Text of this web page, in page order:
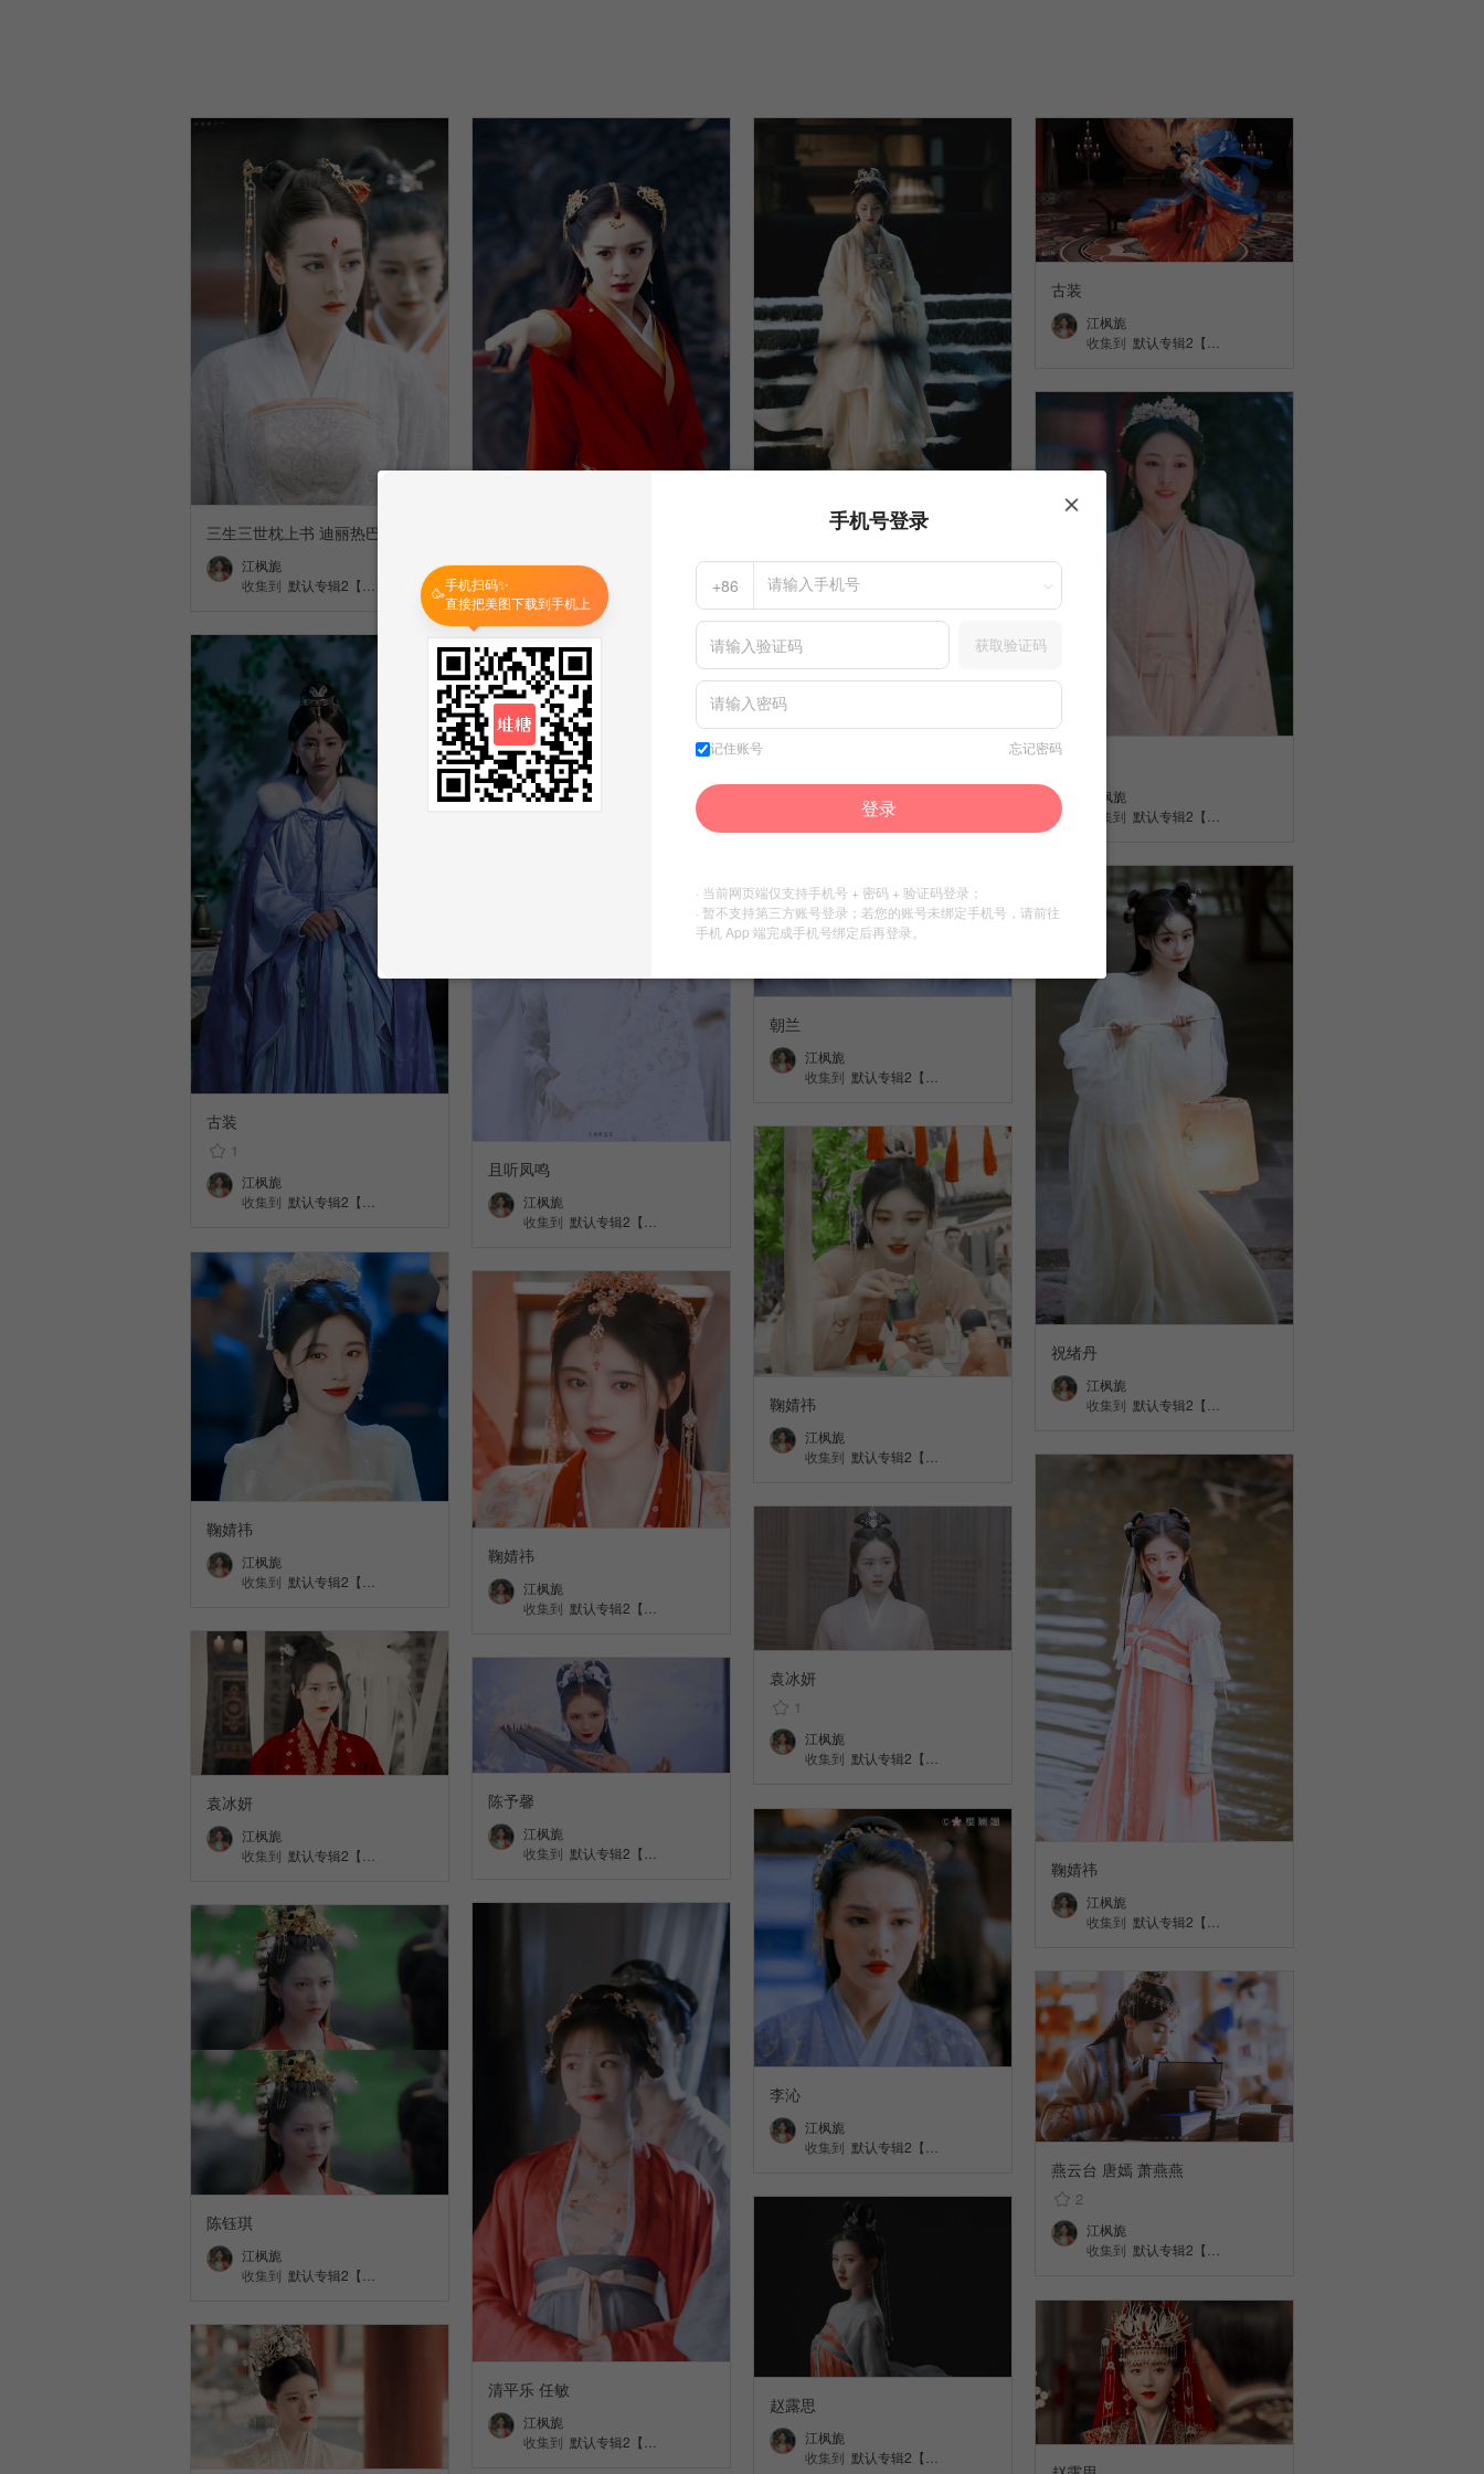
三生三世枕上书 迪丽热巴 白凤九
江枫旎
收集到 默认专辑2【…
杨幂
收集到默认专辑2【…
江枫旎
收集到默认专辑2【…
古装
江枫旎
收集到 默认专辑2【…
古装
江枫旎
收集到 默认专辑2【…
古装
1
江枫旎
收集到 默认专辑2【…
朝兰
江枫旎
收集到 默认专辑2【…
且听凤鸣
江枫旎
收集到 默认专辑2【…
祝绪丹
江枫旎
收集到 默认专辑2【…
鞠婧祎
江枫旎
收集到 默认专辑2【…
鞠婧祎
江枫旎
收集到 默认专辑2【…
鞠婧祎
江枫旎
收集到 默认专辑2【…
鞠婧祎
江枫旎
收集到 默认专辑2【…
袁冰妍
1
江枫旎
收集到 默认专辑2【…
袁冰妍
江枫旎
收集到 默认专辑2【…
陈予馨
江枫旎
收集到 默认专辑2【…
李沁
江枫旎
收集到 默认专辑2【…
清平乐 任敏
江枫旎
收集到 默认专辑2【…
陈钰琪
江枫旎
收集到 默认专辑2【…
燕云台 唐嫣 萧燕燕
2
江枫旎
收集到 默认专辑2【…
赵露思
江枫旎
收集到 默认专辑2【…
🥳手机扫码✨
直接把美图下载到手机上
手机号登录
+86
获取验证码
记住账号 忘记密码
登录
· 当前网页端仅支持手机号 + 密码 + 验证码登录；
· 暂不支持第三方账号登录；若您的账号未绑定手机号，请前往
手机 App 端完成手机号绑定后再登录。